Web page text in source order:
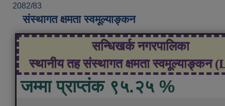
2082/83
संस्थागत क्षमता स्वमूल्याङ्कन
सन्धिखर्क नगरपालिका
स्थानीय तह संस्थागत क्षमता स्वमूल्याङ्कन
जम्मा प्राप्तंक ९५.२५ %